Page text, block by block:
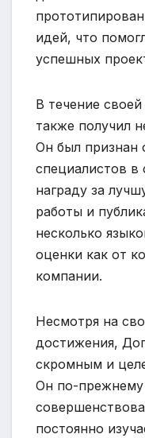
идей, что
успешных
В течение
также получил
Он был признан
специалистов в
награду за
работы и
несколько
оценки как от
компании.
Несмотря на
достижения,
скромным и
Он по-прежнему
постоянно